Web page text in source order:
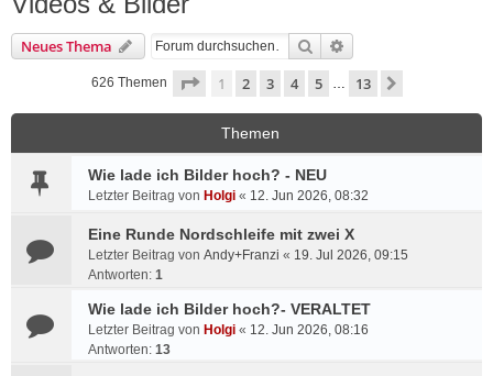
Neues Thema Suche
626 Themen Seite 1von 13
1 2 3 4 5 … 13
Themen
Wie lade ich Bilder hoch? - NEU
Letzter Beitrag von Holgi « 12. Jun 2026, 08:32
Eine Runde Nordschleife mit zwei X
Letzter Beitrag von Andy+Franzi « 19. Jul 2026, 09:15
Antworten: 1
Wie lade ich Bilder hoch?- VERALTET
Letzter Beitrag von Holgi « 12. Jun 2026, 08:16
Antworten: 13